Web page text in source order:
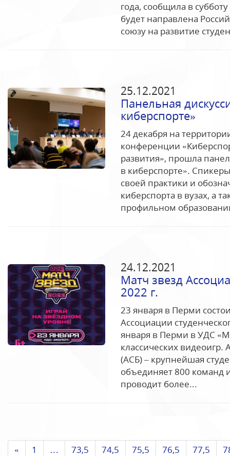
года, сообщила в
будет направлена
союзу на развитие
25.12.2021
Панельная
киберспорте»
24 декабря на
конференции
развития», прошла
в киберспорте».
своей практики и
киберспорта в вузах, а
профильном
24.12.2021
Матч звезд
2022 г.
23 января в Перми
Ассоциации
января в Перми в УДС
классических видеоигр.
(АСБ) – крупнейшая
объединяет 800 команд
проводит более...
« 1 … 73,5 74,5 75,5 76,5 77,5